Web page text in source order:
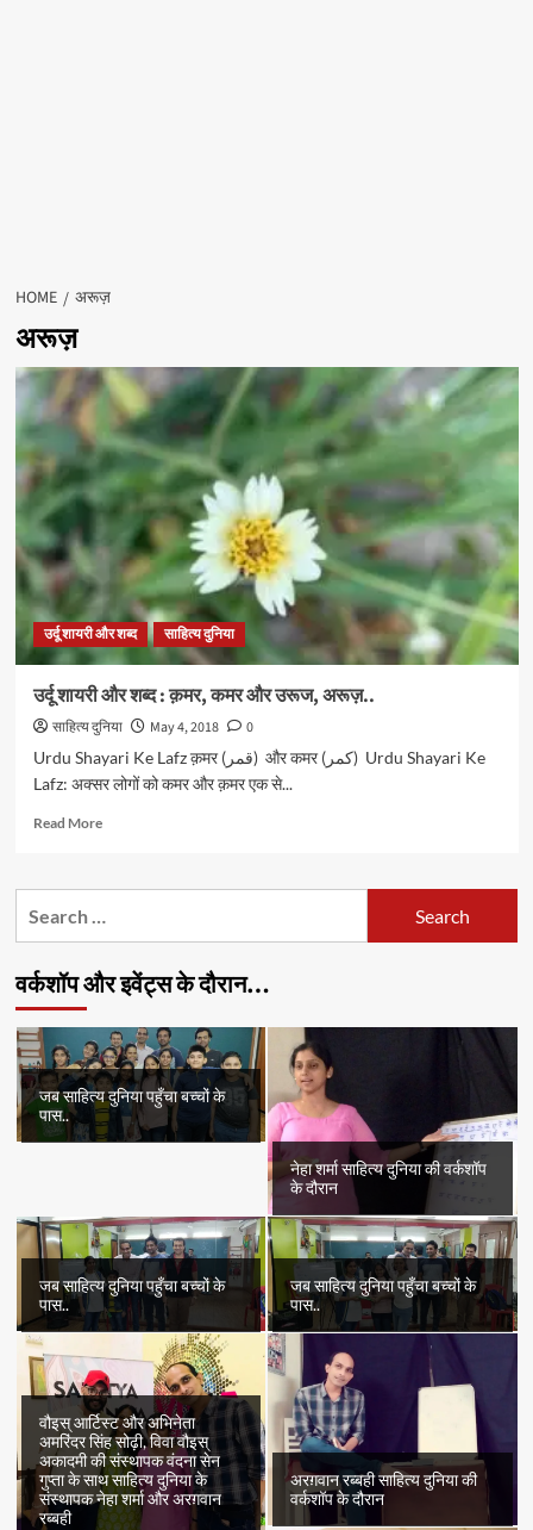
HOME अरूज़
अरूज़
उर्दू शायरी और शब्द साहित्य दुनिया
उर्दू शायरी और शब्द : क़मर, कमर और उरूज, अरूज़..
साहित्य दुनिया May 4, 2018
0
Urdu Shayari Ke Lafz क़मर (قمر) और कमर (کمر) Urdu Shayari Ke
Lafz: अक्सर लोगों को कमर और क़मर एक से...
Read MoreRead
उर्दू
:
क़मर,
कमर
और
उरूज,
अरूज़..
वर्कशॉप और इवेंट्स के दौरान…
जब साहित्य दुनिया पहुँचा बच्चों के
पास..
नेहा शर्मा साहित्य दुनिया की वर्कशॉप
के दौरान
जब साहित्य दुनिया पहुँचा बच्चों के
पास..
जब साहित्य दुनिया पहुँचा बच्चों के
पास..
वौइस् आर्टिस्ट और अभिनेता
अमरिंदर सिंह सोढ़ी, विवा वौइस्
अकादमी की संस्थापक वंदना सेन
गुप्ता के साथ साहित्य दुनिया के
संस्थापक नेहा शर्मा और अरग़वान
रब्बही
अरग़वान रब्बही साहित्य दुनिया की
वर्कशॉप के दौरान